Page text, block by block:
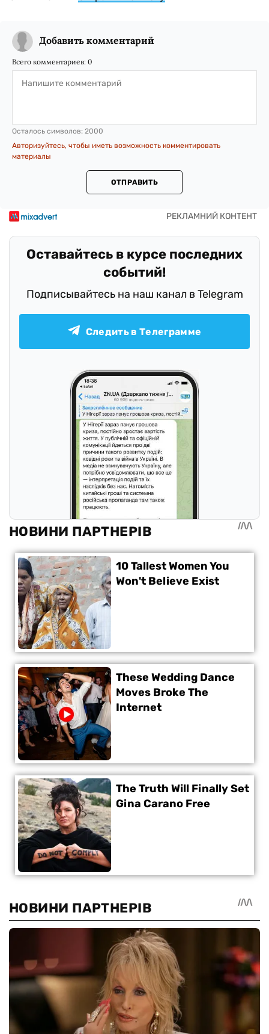
Добавить комментарий
Всего комментариев: 0
Осталось символов: 2000
Авторизуйтесь, чтобы иметь возможность комментировать
материалы
ОТПРАВИТЬ
Оставайтесь в курсе последних
событий!
Подписывайтесь на наш канал в Telegram
Следить в Телеграмме